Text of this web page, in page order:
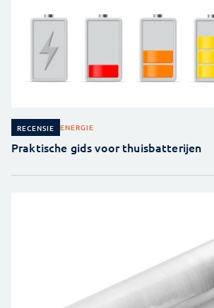
RECENSIE ENERGIE
Praktische gids voor thuisbatterijen